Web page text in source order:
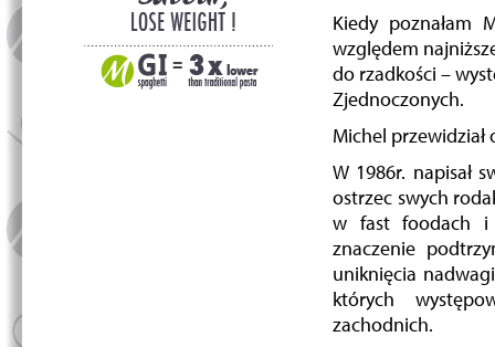
Kiedy poznałam
względem
do rzadkości –
Zjednoczonych.
Michel
W 1986r. napisał
ostrzec swych
w fast foodach i
znaczenie
uniknięcia
których
zachodnich.